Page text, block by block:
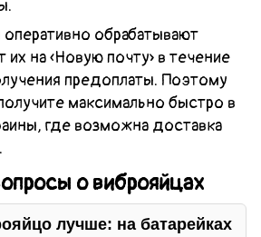
обрабатывают
их на «Новую почту» в течение
предоплаты. Поэтому
максимально быстро в
где возможна доставка
о виброяйцах
лучше: на батарейках